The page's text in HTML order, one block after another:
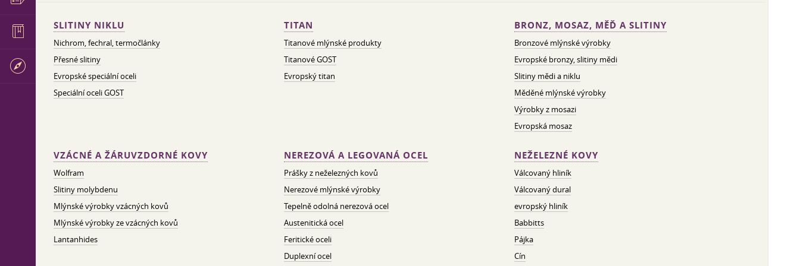
SLITINY NIKLU
Nichrom, fechral, termočlánky
Přesné slitiny
Evropské speciální oceli
Speciální oceli GOST
TITAN
Titanové mlýnské produkty
Titanové GOST
Evropský titan
BRONZ, MOSAZ, MĚĎ A SLITINY
Bronzové mlýnské výrobky
Evropské bronzy, slitiny mědi
Slitiny mědi a niklu
Měděné mlýnské výrobky
Výrobky z mosazi
Evropská mosaz
VZÁCNÉ A ŽÁRUVZDORNÉ KOVY
Wolfram
Slitiny molybdenu
Mlýnské výrobky vzácných kovů
Mlýnské výrobky ze vzácných kovů
Lantanhides
NEREZOVÁ A LEGOVANÁ OCEL
Prášky z neželezných kovů
Nerezové mlýnské výrobky
Tepelně odolná nerezová ocel
Austenitická ocel
Feritické oceli
Duplexní ocel
NEŽELEZNÉ KOVY
Válcovaný hliník
Válcovaný dural
evropský hliník
Babbitts
Pájka
Cín